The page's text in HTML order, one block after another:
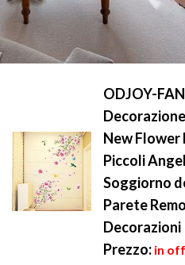
ODJOY-
New Flower
Piccoli
Soggiorno
Parete
Decorazioni
Prezzo: in